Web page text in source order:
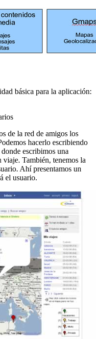
básica para la aplicación:
de la red de amigos los
hacerlo escribiendo
escribimos una
viaje. También, tenemos la
Ahí presentamos un
el usuario.